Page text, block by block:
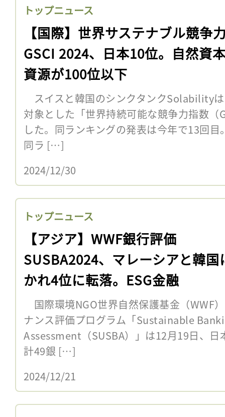
トップニュース
【国際】世界サステナブル競争
GSCI 2024、日本10位。自然資
資源が100位以下
スイスと韓国のシンクタンクSolability
対象とした「世界持続可能な競争力指数（
した。同ランキングの発表は今年で13回
同ラ […]
2024/12/30
トップニュース
【アジア】WWF銀行評価
SUSBA2024、マレーシアと韓国
かれ4位に転落。ESG金融
国際環境NGO世界自然保護基金（WWF
ナンス評価プログラム「Sustainable
Assessment（SUSBA）」は12月19日、日
計49銀 […]
2024/12/21